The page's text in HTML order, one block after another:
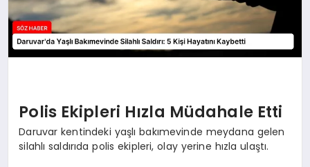
Polis Ekipleri Hızla Müdahale Etti
Daruvar kentindeki yaşlı bakımevinde meydana gelen
silahlı saldırıda polis ekipleri, olay yerine hızla ulaştı.